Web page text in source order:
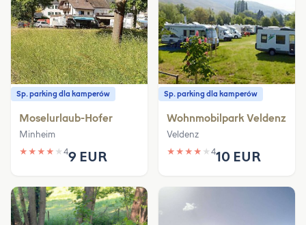
Sp. parking dla kamperów
Moselurlaub-Hofer
Minheim
★ ★ ★ ★ ★ 49 EUR
Sp. parking dla kamperów
Wohnmobilpark Veldenz
Veldenz
★ ★ ★ ★ ★ 410 EUR